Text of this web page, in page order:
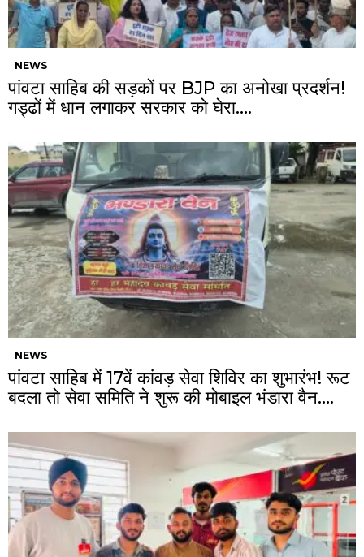
NEWS
पांवटा साहिब की सड़कों पर BJP का अनोखा प्रदर्शन!
गड्ढों में धान लगाकर सरकार को घेरा….
NEWS
पांवटा साहिब में 17वें कांवड़ सेवा शिविर का शुभारंभ! रूट
बदला तो सेवा समिति ने शुरू की मोबाइल भंडारा वैन….